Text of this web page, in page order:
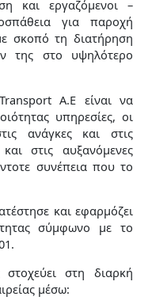
και εργαζόμενοι –
για παροχή
σκοπό τη διατήρηση
της στο υψηλότερο
A.Ε είναι να
υπηρεσίες, οι
ανάγκες και στις
στις αυξανόμενες
συνέπεια που το
και εφαρμόζει
σύμφωνο με το
στη διαρκή
μέσω: